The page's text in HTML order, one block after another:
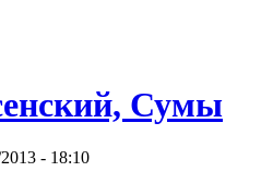
Сумы
- 18:10